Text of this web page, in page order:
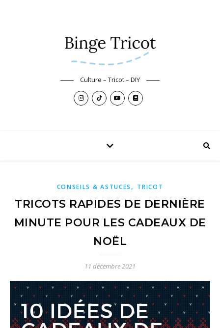
Culture – Tricot – DIY
CONSEILS & ASTUCES , TRICOT
TRICOTS RAPIDES DE DERNIÈRE
MINUTE POUR LES CADEAUX DE
NOËL
11 décembre 2021